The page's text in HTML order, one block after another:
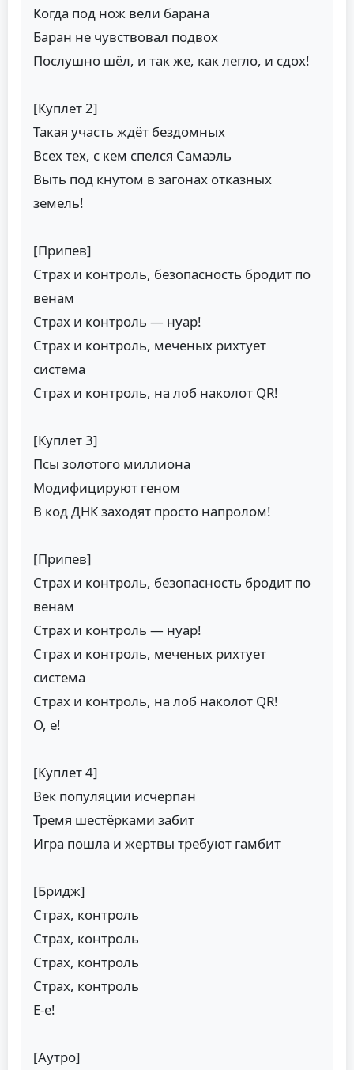
Когда под нож вели барана
Баран не чувствовал подвох
Послушно шёл, и так же, как легло, и сдох!
[Куплет 2]
Такая участь ждёт бездомных
Всех тех, с кем спелся Самаэль
Выть под кнутом в загонах отказных
земель!
[Припев]
Страх и контроль, безопасность бродит по
венам
Страх и контроль — нуар!
Страх и контроль, меченых рихтует
система
Страх и контроль, на лоб наколот QR!
[Куплет 3]
Псы золотого миллиона
Модифицируют геном
В код ДНК заходят просто напролом!
[Припев]
Страх и контроль, безопасность бродит по
венам
Страх и контроль — нуар!
Страх и контроль, меченых рихтует
система
Страх и контроль, на лоб наколот QR!
О, е!
[Куплет 4]
Век популяции исчерпан
Тремя шестёрками забит
Игра пошла и жертвы требуют гамбит
[Бридж]
Страх, контроль
Страх, контроль
Страх, контроль
Страх, контроль
Е-е!
[Аутро]